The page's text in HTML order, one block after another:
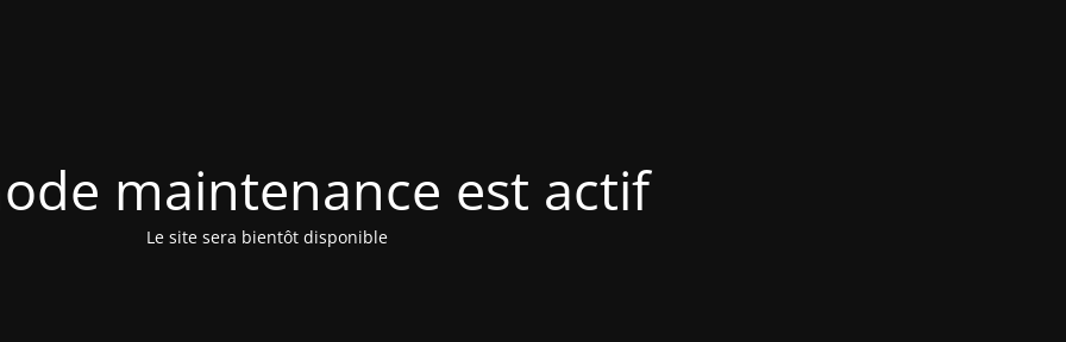
maintenance est actif
Le site sera bientôt disponible